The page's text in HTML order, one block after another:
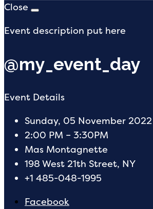
Close
Event description put here
@my_event_day
Event Details
Sunday, 05 November 2022
2:00 PM – 3:30PM
Mas Montagnette
198 West 21th Street, NY
+1 485-048-1995
Facebook